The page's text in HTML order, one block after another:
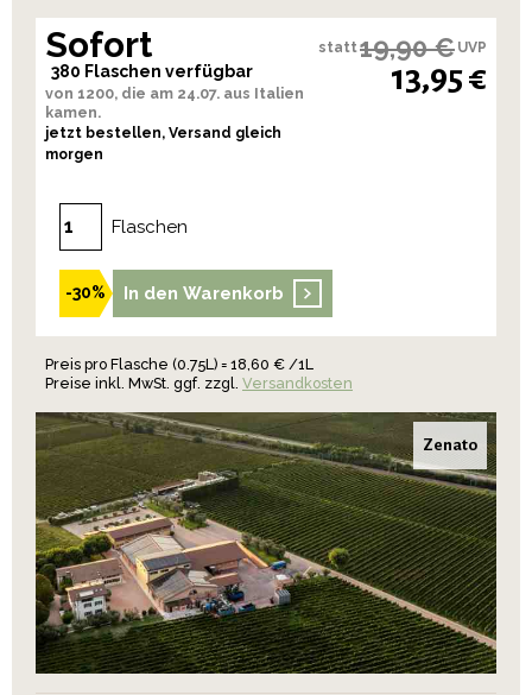
Sofort
380 Flaschen verfügbar
von 1200, die am 24.07. aus Italien
kamen.
jetzt bestellen, Versand gleich
morgen
statt19,90 € UVP
13,95 €
Flaschen
-30% In den Warenkorb
Preis pro Flasche (0.75L) = 18,60 € /1L
Preise inkl. MwSt. ggf. zzgl. Versandkosten
Zenato